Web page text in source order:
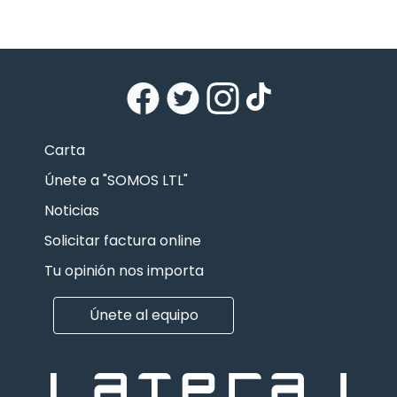
Carta
Únete a "SOMOS LTL"
Noticias
Solicitar factura online
Tu opinión nos importa
Únete al equipo